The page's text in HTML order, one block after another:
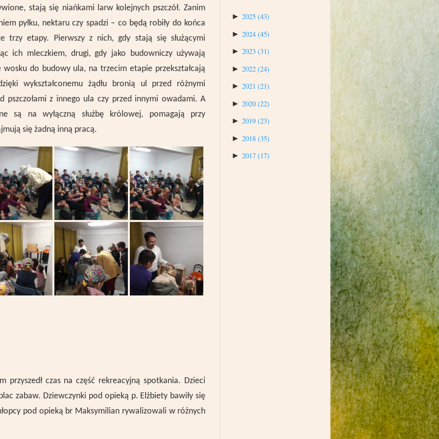
stają się niańkami larw kolejnych pszczół. Zanim
pyłku, nektaru czy spadzi – co będą robiły do końca
trzy etapy. Pierwszy z nich, gdy stają się służącymi
ich mleczkiem, drugi, gdy jako budowniczy używają
do budowy ula, na trzecim etapie przekształcają
wykształconemu żądłu bronią ul przed różnymi
pszczołami z innego ula czy przed innymi owadami. A
są na wyłączną służbę królowej, pomagają przy
się żadną inną pracą.
przyszedł czas na część rekreacyjną spotkania. Dzieci
zabaw. Dziewczynki pod opieką p. Elżbiety bawiły się
pod opieką br Maksymilian rywalizowali w różnych
► 2025(43)
► 2024(45)
► 2023(31)
► 2022(24)
► 2021(21)
► 2020(22)
► 2019(23)
► 2018(35)
► 2017(17)